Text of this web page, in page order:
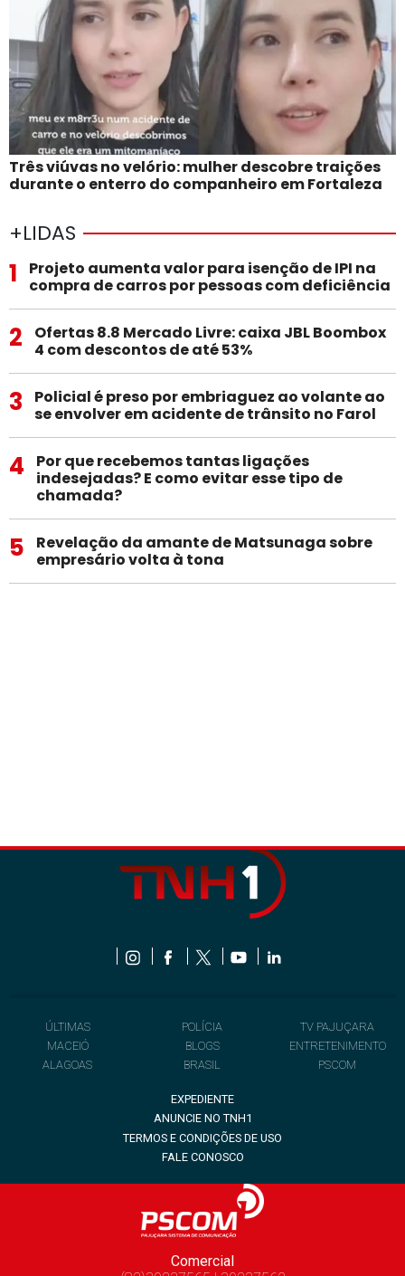
Três viúvas no velório: mulher descobre traições
durante o enterro do companheiro em Fortaleza
+LIDAS
1
Projeto aumenta valor para isenção de IPI na
compra de carros por pessoas com deficiência
2
Ofertas 8.8 Mercado Livre: caixa JBL Boombox
4 com descontos de até 53%
3
Policial é preso por embriaguez ao volante ao
se envolver em acidente de trânsito no Farol
4
Por que recebemos tantas ligações
indesejadas? E como evitar esse tipo de
chamada?
5
Revelação da amante de Matsunaga sobre
empresário volta à tona
ÚLTIMAS
MACEIÓ
ALAGOAS
POLÍCIA
BLOGS
BRASIL
TV PAJUÇARA
ENTRETENIMENTO
PSCOM
EXPEDIENTE
ANUNCIE NO TNH1
TERMOS E CONDIÇÕES DE USO
FALE CONOSCO
Comercial